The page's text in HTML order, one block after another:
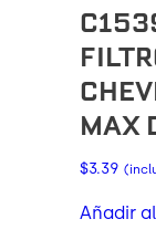
MAX
$3.39
Añadir